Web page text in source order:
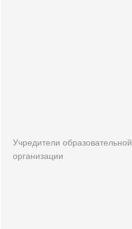
Учредители образовательной
организации